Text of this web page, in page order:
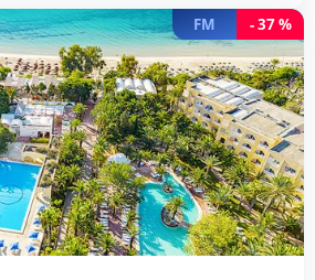
FM -37%